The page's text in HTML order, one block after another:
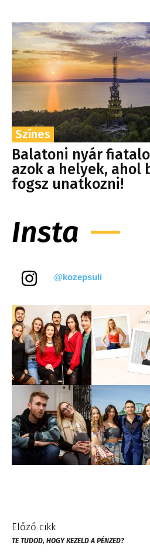
Színes
Balatoni nyár
azok a helyek, ahol
fogsz unatkozni!
Insta
@kozepsuli
Előző cikk
TE TUDOD, HOGY KEZELD A PÉNZED?